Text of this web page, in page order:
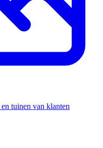
tuinen van klanten